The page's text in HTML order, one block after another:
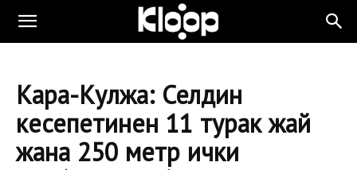
Кара-Кулжа: Селдин
кесепетинен 11 турак жай
жана 250 метр ички